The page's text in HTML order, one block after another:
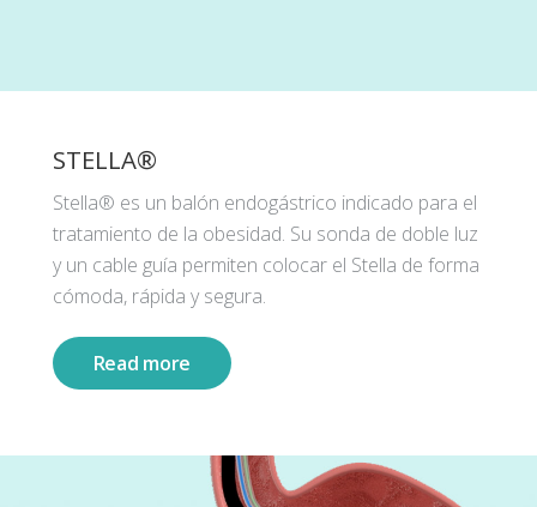
STELLA®
Stella® es un balón endogástrico indicado para el
tratamiento de la obesidad. Su sonda de doble luz
y un cable guía permiten colocar el Stella de forma
cómoda, rápida y segura.
Read more